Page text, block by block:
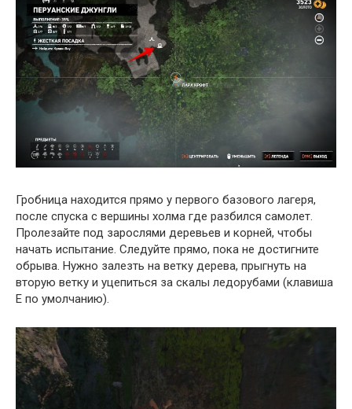
Гробница находится прямо у первого базового лагеря,
после спуска с вершины холма где разбился самолет.
Пролезайте под зарослями деревьев и корней, чтобы
начать испытание. Следуйте прямо, пока не достигните
обрыва. Нужно залезть на ветку дерева, прыгнуть на
вторую ветку и уцепиться за скалы ледорубами (клавиша
E по умолчанию).